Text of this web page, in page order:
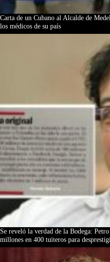
Carta de un Cubano al Alcalde de
los médicos de su país
Se reveló la verdad de la Bodega:
millones en 400 tuiteros para